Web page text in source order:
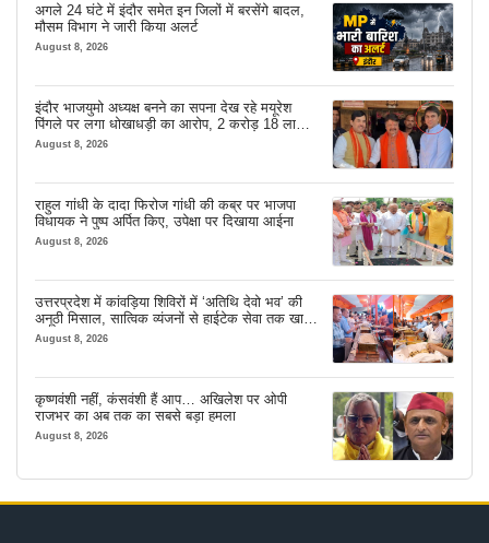
अगले 24 घंटे में इंदौर समेत इन जिलों में बरसेंगे बादल,
मौसम विभाग ने जारी किया अलर्ट
August 8, 2026
इंदौर भाजयुमो अध्यक्ष बनने का सपना देख रहे मयूरेश
पिंगले पर लगा धोखाधड़ी का आरोप, 2 करोड़ 18 लाख
लेने के बाद भी नहीं दिया जमीन का कब्जा
August 8, 2026
राहुल गांधी के दादा फिरोज गांधी की कब्र पर भाजपा
विधायक ने पुष्प अर्पित किए, उपेक्षा पर दिखाया आईना
August 8, 2026
उत्तरप्रदेश में कांवड़िया शिविरों में ‘अतिथि देवो भव’ की
अनूठी मिसाल, सात्विक व्यंजनों से हाईटेक सेवा तक खास
इंतजाम
August 8, 2026
कृष्णवंशी नहीं, कंसवंशी हैं आप… अखिलेश पर ओपी
राजभर का अब तक का सबसे बड़ा हमला
August 8, 2026